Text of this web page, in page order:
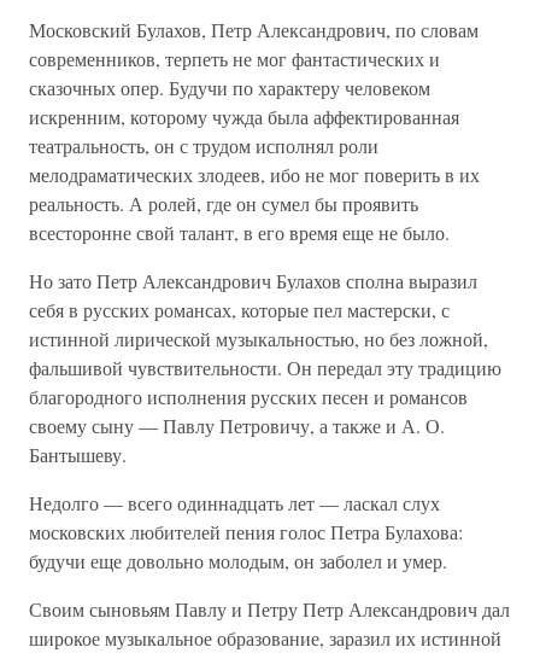
Московский Булахов, Петр Александрович, по словам
современников, терпеть не мог фантастических и
сказочных опер. Будучи по характеру человеком
искренним, которому чужда была аффектированная
театральность, он с трудом исполнял роли
мелодраматических злодеев, ибо не мог поверить в их
реальность. А ролей, где он сумел бы проявить
всесторонне свой талант, в его время еще не было.
Но зато Петр Александрович Булахов сполна выразил
себя в русских романсах, которые пел мастерски, с
истинной лирической музыкальностью, но без ложной,
фальшивой чувствительности. Он передал эту традицию
благородного исполнения русских песен и романсов
своему сыну — Павлу Петровичу, а также и А. О.
Бантышеву.
Недолго — всего одиннадцать лет — ласкал слух
московских любителей пения голос Петра Булахова:
будучи еще довольно молодым, он заболел и умер.
Своим сыновьям Павлу и Петру Петр Александрович дал
широкое музыкальное образование, заразил их истинной